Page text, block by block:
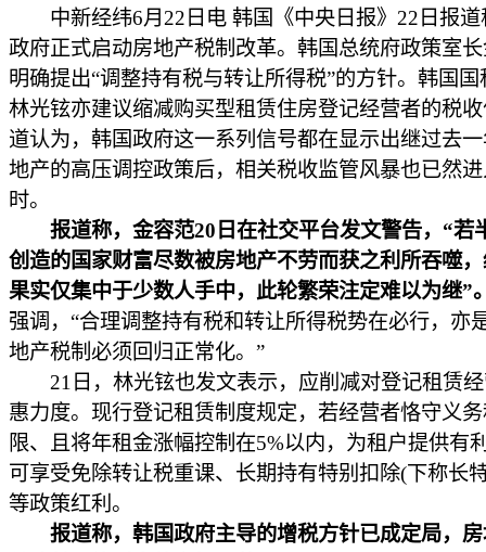
中新经纬6月22日电 韩国《中央日报》22日报道
政府正式启动房地产税制改革。韩国总统府政策室
明确提出“调整持有税与转让所得税”的方针。韩国国
林光铉亦建议缩减购买型租赁住房登记经营者的税
道认为，韩国政府这一系列信号都在显示出继过去
地产的高压调控政策后，相关税收监管风暴也已然
时。
报道称，金容范20日在社交平台发文警告，“若
创造的国家财富尽数被房地产不劳而获之利所吞噬
果实仅集中于少数人手中，此轮繁荣注定难以为继”
强调，“合理调整持有税和转让所得税势在必行，亦
地产税制必须回归正常化。”
21日，林光铉也发文表示，应削减对登记租赁经
惠力度。现行登记租赁制度规定，若经营者恪守义
限、且将年租金涨幅控制在5%以内，为租户提供有
可享受免除转让税重课、长期持有特别扣除(下称长
等政策红利。
报道称，韩国政府主导的增税方针已成定局，